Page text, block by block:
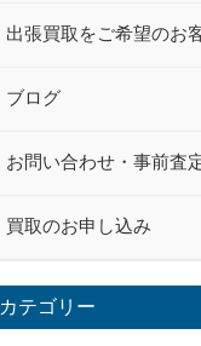
出張買取をご希望のお
ブログ
お問い合わせ・事前査
買取のお申し込み
カテゴリー